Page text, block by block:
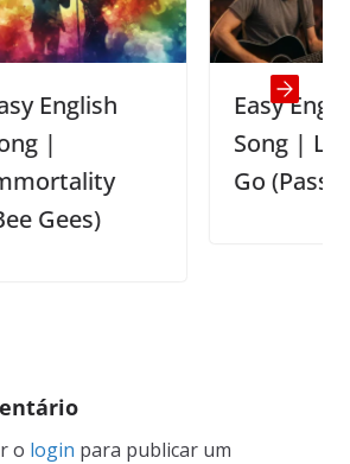
Easy English
Song | Let Her
Go (Passenger)
o login para publicar um